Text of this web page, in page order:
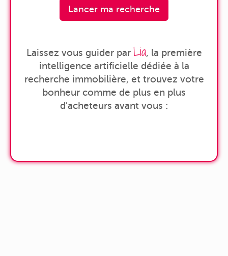
Lancer ma recherche
Laissez vous guider par Lia, la première
intelligence artificielle dédiée à la
recherche immobilière, et trouvez votre
bonheur comme de plus en plus
d'acheteurs avant vous :